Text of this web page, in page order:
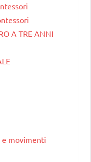
A TRE ANNI
movimenti